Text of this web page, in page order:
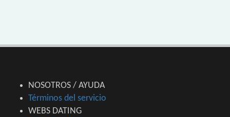
NOSOTROS / AYUDA
Términos del servicio
WEBS DATING